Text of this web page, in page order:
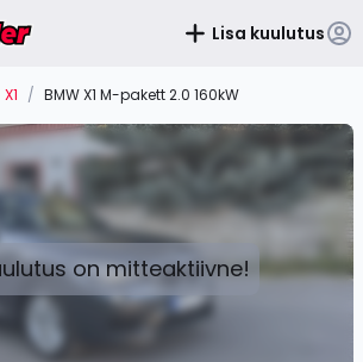
Lisa kuulutus
X1 / BMW X1 M-pakett 2.0 160kW
on mitteaktiivne!